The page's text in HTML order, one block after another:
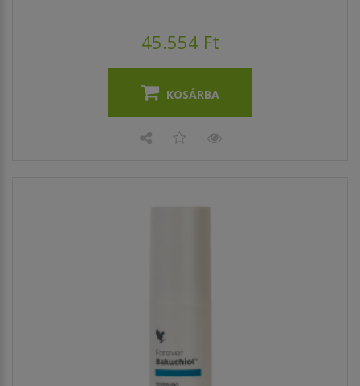
45.554 Ft
KOSÁRBA